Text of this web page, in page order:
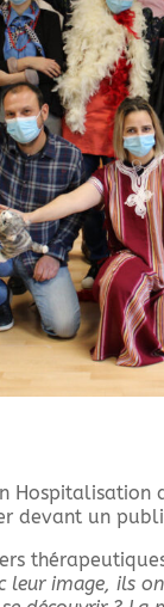
devant un
image, ils